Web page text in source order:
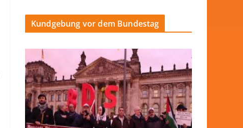
Kundgebung vor dem Bundestag